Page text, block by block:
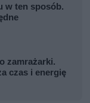
w ten sposób.
zamrażarki.
czas i energię